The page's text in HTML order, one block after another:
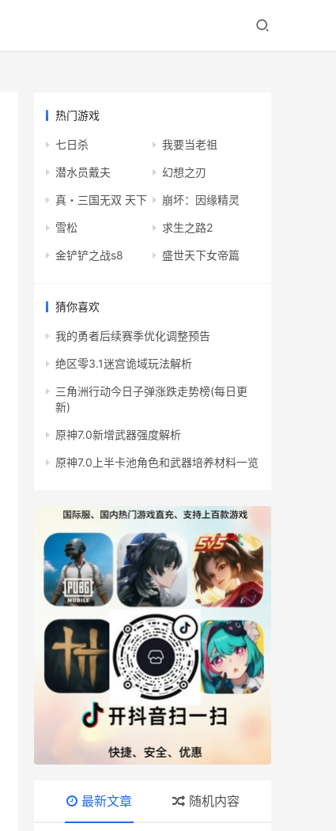
热门游戏
七日杀 我要当老祖
潜水员戴夫 幻想之刃
真・三国无双 天下 崩坏：因缘精灵
雪松 求生之路2
金铲铲之战s8 盛世天下女帝篇
猜你喜欢
我的勇者后续赛季优化调整预告
绝区零3.1迷宫诡域玩法解析
三角洲行动今日子弹涨跌走势榜(每日更
新)
原神7.0新增武器强度解析
原神7.0上半卡池角色和武器培养材料一览
最新文章 随机内容